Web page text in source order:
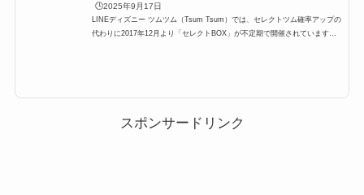
🕒️2025年9月17日
LINEディズニー ツムツム（Tsum Tsum）では、セレクトツム確率アップの
代わりに2017年12月より「セレクトBOX」が不定期で開催されています。
OXが始まったのは、2017年12月4日...
スポンサードリンク